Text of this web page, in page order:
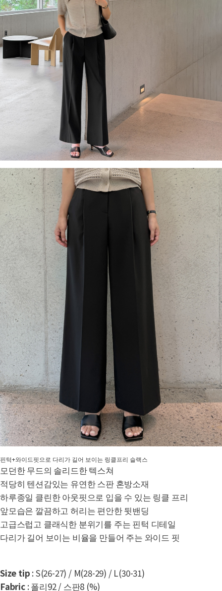
핀턱+와이드핏으로 다리가 길어 보이는 링클프리 슬랙스
모던한 무드의 솔리드한 텍스쳐
적당히 텐션감있는 유연한 스판 혼방소재
하루종일 클린한 아웃핏으로 입을 수 있는 링클 프리
앞모습은 깔끔하고 허리는 편안한 뒷밴딩
고급스럽고 클래식한 분위기를 주는 핀턱 디테일
다리가 길어 보이는 비율을 만들어 주는 와이드 핏
Size tip : S(26-27) / M(28-29) / L(30-31)
Fabric: 폴리92 / 스판8 (%)